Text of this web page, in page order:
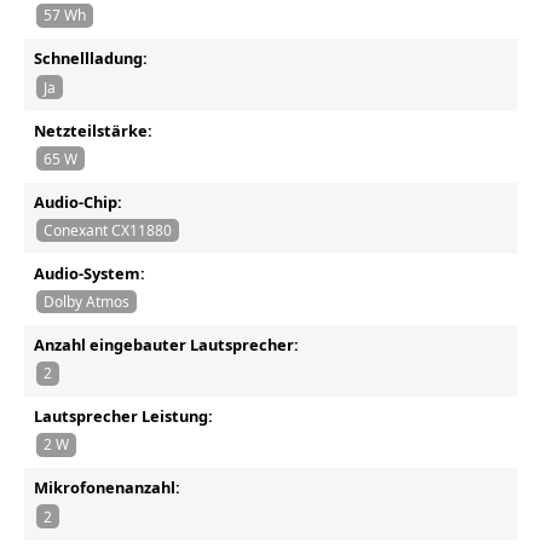
57 Wh
Schnellladung:
Ja
Netzteilstärke:
65 W
Audio-Chip:
Conexant CX11880
Audio-System:
Dolby Atmos
Anzahl eingebauter Lautsprecher:
2
Lautsprecher Leistung:
2 W
Mikrofonenanzahl:
2